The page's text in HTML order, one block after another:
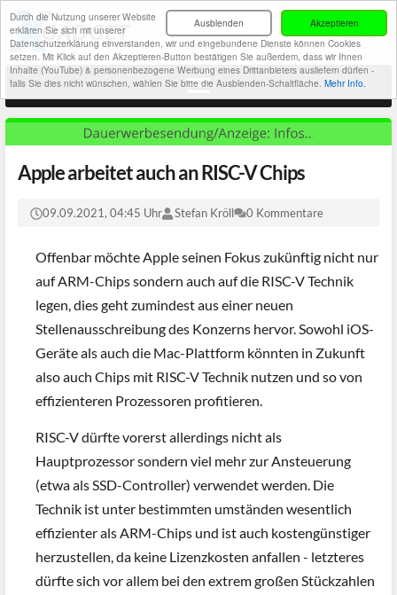
Akzeptieren
Ausblenden
Durch die Nutzung unserer Website
erklären Sie sich mit unserer
Datenschutzerklärung einverstanden, wir und eingebundene Dienste können Cookies
setzen. Mit Klick auf den Akzeptieren-Button bestätigen Sie außerdem, dass wir Ihnen
Inhalte (YouTube) & personenbezogene Werbung eines Drittanbieters ausliefern dürfen -
falls Sie dies nicht wünschen, wählen Sie bitte die Ausblenden-Schaltfläche. Mehr Info.
Apple arbeitet auch an RISC-V Chips
09.09.2021, 04:45 Uhr Stefan Kröll 0 Kommentare
Offenbar möchte Apple seinen Fokus zukünftig nicht nur
auf ARM-Chips sondern auch auf die RISC-V Technik
legen, dies geht zumindest aus einer neuen
Stellenausschreibung des Konzerns hervor. Sowohl iOS-
Geräte als auch die Mac-Plattform könnten in Zukunft
also auch Chips mit RISC-V Technik nutzen und so von
effizienteren Prozessoren profitieren.
RISC-V dürfte vorerst allerdings nicht als
Hauptprozessor sondern viel mehr zur Ansteuerung
(etwa als SSD-Controller) verwendet werden. Die
Technik ist unter bestimmten umständen wesentlich
effizienter als ARM-Chips und ist auch kostengünstiger
herzustellen, da keine Lizenzkosten anfallen - letzteres
dürfte sich vor allem bei den extrem großen Stückzahlen